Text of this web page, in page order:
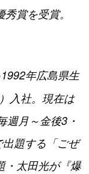
賞を受賞。
年広島県生
入社。現在は
週月～金後3・
題する「ごぜ
・太田光が『爆